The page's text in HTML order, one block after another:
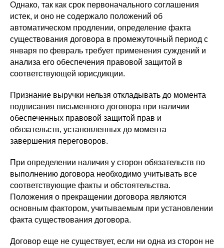
Однако, так как срок первоначального соглашения
истек, и оно не содержало положений об
автоматическом продлении, определение факта
существования договора в промежуточный период с
января по февраль требует применения суждений и
анализа его обеспечения правовой защитой в
соответствующей юрисдикции.
Признание выручки нельзя откладывать до момента
подписания письменного договора при наличии
обеспеченных правовой защитой прав и
обязательств, установленных до момента
завершения переговоров.
При определении наличия у сторон обязательств по
выполнению договора необходимо учитывать все
соответствующие факты и обстоятельства.
Положения о прекращении договора являются
основным фактором, учитываемым при установлении
факта существования договора.
Договор еще не существует, если ни одна из сторон не